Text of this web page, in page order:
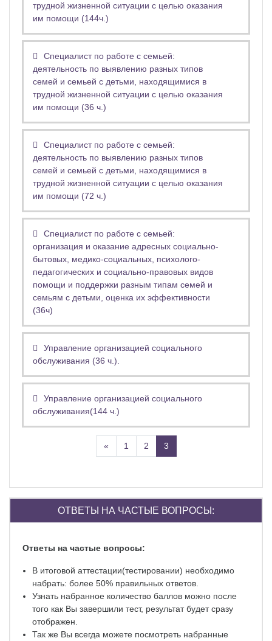
трудной жизненной ситуации с целью оказания
им помощи (144ч.)
Специалист по работе с семьей:
деятельность по выявлению разных типов
семей и семьей с детьми, находящимися в
трудной жизненной ситуации с целью оказания
им помощи (36 ч.)
Специалист по работе с семьей:
деятельность по выявлению разных типов
семей и семьей с детьми, находящимися в
трудной жизненной ситуации с целью оказания
им помощи (72 ч.)
Специалист по работе с семьей:
организация и оказание адресных социально-
бытовых, медико-социальных, психолого-
педагогических и социально-правовых видов
помощи и поддержки разным типам семей и
семьям с детьми, оценка их эффективности
(36ч)
Управление организацией социального
обслуживания (36 ч.).
Управление организацией социального
обслуживания(144 ч.)
«Назад
1 2 3(текущая)
ОТВЕТЫ НА ЧАСТЫЕ ВОПРОСЫ:
Ответы на частые вопросы:
В итоговой аттестации(тестировании) необходимо
набрать: более 50% правильных ответов.
Узнать набранное количество баллов можно после
того как Вы завершили тест, результат будет сразу
отображен.
Так же Вы всегда можете посмотреть набранные